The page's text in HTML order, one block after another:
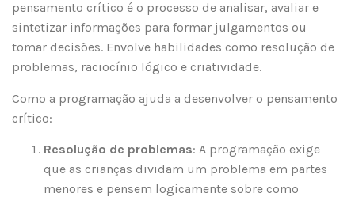
pensamento crítico é o processo de analisar, avaliar e
sintetizar informações para formar julgamentos ou
tomar decisões. Envolve habilidades como resolução de
problemas, raciocínio lógico e criatividade.
Como a programação ajuda a desenvolver o pensamento
crítico:
Resolução de problemas: A programação exige
que as crianças dividam um problema em partes
menores e pensem logicamente sobre como